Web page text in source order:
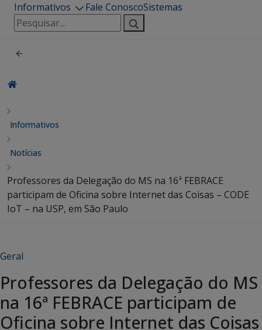
Informativos
Fale ConoscoSistemas
Pesquisar
por:
Informativos
Notícias
Professores da Delegação do MS na 16ª FEBRACE
participam de Oficina sobre Internet das Coisas – CODE
IoT – na USP, em São Paulo
Geral
Professores da Delegação do MS
na 16ª FEBRACE participam de
Oficina sobre Internet das Coisas